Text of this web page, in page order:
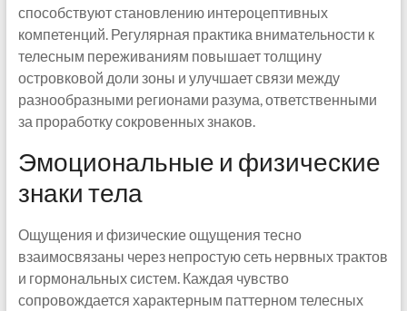
способствуют становлению интероцептивных
компетенций. Регулярная практика внимательности к
телесным переживаниям повышает толщину
островковой доли зоны и улучшает связи между
разнообразными регионами разума, ответственными
за проработку сокровенных знаков.
Эмоциональные и физические
знаки тела
Ощущения и физические ощущения тесно
взаимосвязаны через непростую сеть нервных трактов
и гормональных систем. Каждая чувство
сопровождается характерным паттерном телесных